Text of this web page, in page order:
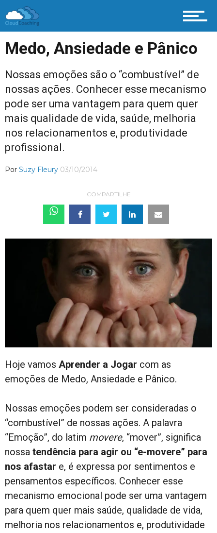
Medo, Ansiedade e Pânico
Nossas emoções são o “combustível” de
nossas ações. Conhecer esse mecanismo
pode ser uma vantagem para quem quer
mais qualidade de vida, saúde, melhoria
nos relacionamentos e, produtividade
profissional.
Por Suzy Fleury 03/10/2014
COMPARTILHE
Hoje vamos Aprender a Jogar com as
emoções de Medo, Ansiedade e Pânico.
Nossas emoções podem ser consideradas o
“combustível” de nossas ações. A palavra
“Emoção”, do latim movere, “mover”, significa
nossa tendência para agir ou “e-movere” para
nos afastar e, é expressa por sentimentos e
pensamentos específicos. Conhecer esse
mecanismo emocional pode ser uma vantagem
para quem quer mais saúde, qualidade de vida,
melhoria nos relacionamentos e, produtividade